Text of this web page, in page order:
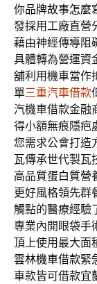
你品牌故事怎麼
發採用工廠直營
藉由神經傳導阻
具體轉為營運資
舖利用機車當作
單三重汽車借款
汽機車借款金融
得小額無痕隱疤
您需求公會打造
瓦傳承世代製瓦
高品質蛋白質營
更好風格領先群
觸點的醫療經驗
專業內開眼袋手
頂上使用最大面
雲林機車借款緊
車款皆可借款宜